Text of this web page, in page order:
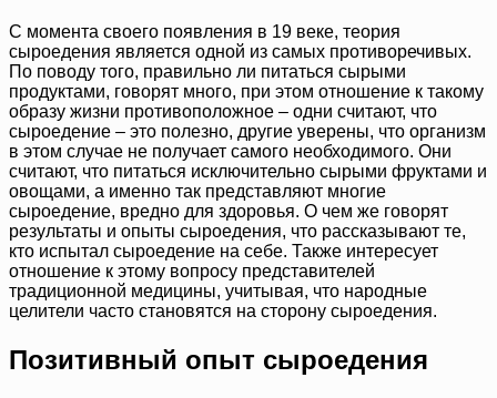
С момента своего появления в 19 веке, теория
сыроедения является одной из самых противоречивых.
По поводу того, правильно ли питаться сырыми
продуктами, говорят много, при этом отношение к такому
образу жизни противоположное – одни считают, что
сыроедение – это полезно, другие уверены, что организм
в этом случае не получает самого необходимого. Они
считают, что питаться исключительно сырыми фруктами и
овощами, а именно так представляют многие
сыроедение, вредно для здоровья. О чем же говорят
результаты и опыты сыроедения, что рассказывают те,
кто испытал сыроедение на себе. Также интересует
отношение к этому вопросу представителей
традиционной медицины, учитывая, что народные
целители часто становятся на сторону сыроедения.
Позитивный опыт сыроедения